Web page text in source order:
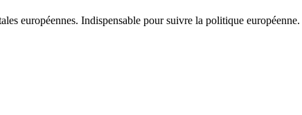
européennes. Indispensable pour suivre la politique européenne.